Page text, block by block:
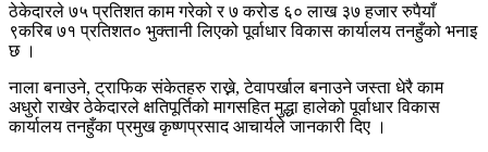
ठेकेदारले ७५ प्रतिशत काम गरेको र ७ करोड ६० लाख ३७ हजार रुपैयाँ
९करिब ७१ प्रतिशत० भुक्तानी लिएको पूर्वाधार विकास कार्यालय तनहुँको भनाइ
छ ।
नाला बनाउने, ट्राफिक संकेतहरु राख्ने, टेवापर्खाल बनाउने जस्ता धेरै काम
अधुरो राखेर ठेकेदारले क्षतिपूर्तिको मागसहित मुद्धा हालेको पूर्वाधार विकास
कार्यालय तनहुँका प्रमुख कृष्णप्रसाद आचार्यले जानकारी दिए ।